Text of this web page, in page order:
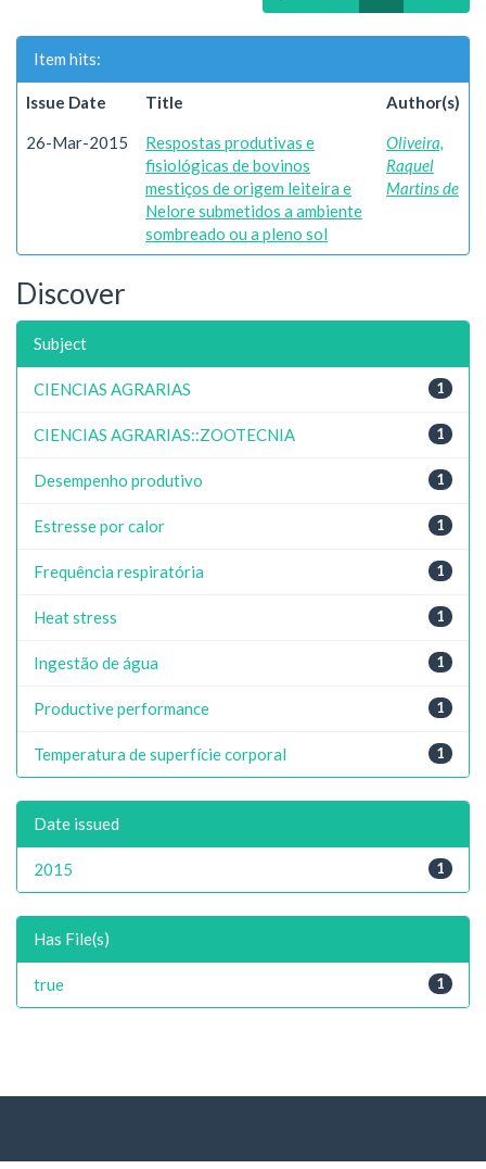
Item hits:
Issue Date Title Author(s)
26-Mar-2015
Respostas produtivas e
fisiológicas de bovinos
mestiços de origem leiteira e
Nelore submetidos a ambiente
sombreado ou a pleno sol
Oliveira,
Raquel
Martins de
Discover
Subject
1
CIENCIAS AGRARIAS
1
CIENCIAS AGRARIAS::ZOOTECNIA
1
Desempenho produtivo
1
Estresse por calor
1
Frequência respiratória
1
Heat stress
1
Ingestão de água
1
Productive performance
1
Temperatura de superfície corporal
Date issued
1
2015
Has File(s)
1
true